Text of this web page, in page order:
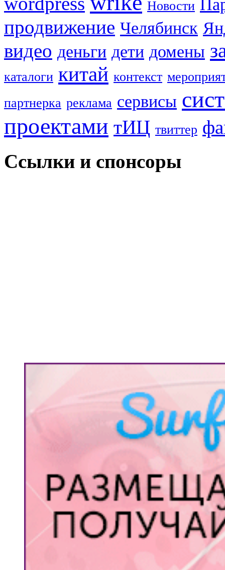
Новости
продвижение Челябинск
видео деньги дети домены
каталоги китай контекст
партнерка реклама сервисы
проектами тИЦ твиттер
Ссылки и спонсоры